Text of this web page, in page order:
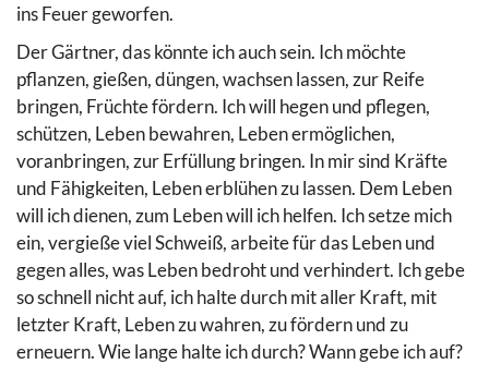
ins Feuer geworfen.
Der Gärtner, das könnte ich auch sein. Ich möchte
pflanzen, gießen, düngen, wachsen lassen, zur Reife
bringen, Früchte fördern. Ich will hegen und pflegen,
schützen, Leben bewahren, Leben ermöglichen,
voranbringen, zur Erfüllung bringen. In mir sind Kräfte
und Fähigkeiten, Leben erblühen zu lassen. Dem Leben
will ich dienen, zum Leben will ich helfen. Ich setze mich
ein, vergieße viel Schweiß, arbeite für das Leben und
gegen alles, was Leben bedroht und verhindert. Ich gebe
so schnell nicht auf, ich halte durch mit aller Kraft, mit
letzter Kraft, Leben zu wahren, zu fördern und zu
erneuern. Wie lange halte ich durch? Wann gebe ich auf?